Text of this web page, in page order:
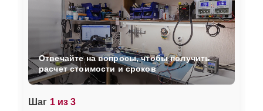
Шаг 1 из 3
Отвечайте на вопросы, чтобы получить
расчет стоимости и сроков